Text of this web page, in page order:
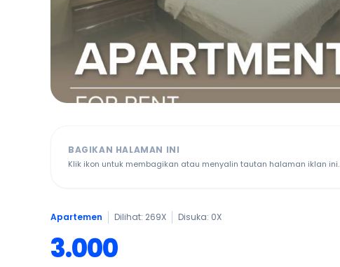
BAGIKAN HALAMAN INI
Klik ikon untuk membagikan atau menyalin tautan halaman iklan ini.
Apartemen Dilihat: 269X Disuka: 0X
3.000